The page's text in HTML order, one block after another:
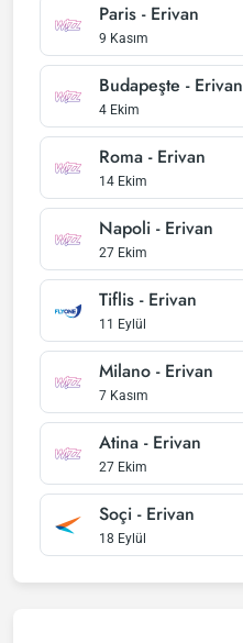
Paris - Erivan
9 Kasım
Budapeşte - Erivan
4 Ekim
Roma - Erivan
14 Ekim
Napoli - Erivan
27 Ekim
Tiflis - Erivan
11 Eylül
Milano - Erivan
7 Kasım
Atina - Erivan
27 Ekim
Soçi - Erivan
18 Eylül